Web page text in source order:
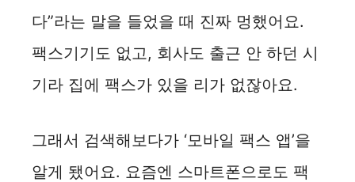
다”라는 말을 들었을 때 진짜 멍했어요.
팩스기기도 없고, 회사도 출근 안 하던 시
기라 집에 팩스가 있을 리가 없잖아요.
그래서 검색해보다가 ‘모바일 팩스 앱’을
알게 됐어요. 요즘엔 스마트폰으로도 팩